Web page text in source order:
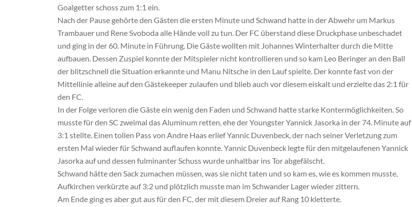
Goalgetter schoss zum 1:1 ein.
Nach der Pause gehörte den Gästen die ersten Minute und Schwand hatte in der Abwehr um Markus
Trambauer und Rene Svoboda alle Hände voll zu tun. Der FC überstand diese Druckphase unbeschadet
und ging in der 60. Minute in Führung. Die Gäste wollten mit Johannes Winterhalter durch die Mitte
aufbauen. Dessen Zuspiel konnte der Mitspieler nicht kontrollieren und so kam Leo Beringer an den Ball
der blitzschnell die Situation erkannte und Manu Nitsche in den Lauf spielte. Der konnte fast von der
Mittellinie alleine auf den Gästekeeper zulaufen und blieb auch vor diesem eiskalt und erzielte das 2:1 für
den FC.
In der Folge verloren die Gäste ein wenig den Faden und Schwand hatte starke Kontermöglichkeiten. So
musste für den SC zweimal das Aluminum retten, ehe der Youngster Yannick Jasorka in der 74. Minute auf
3:1 stellte. Einen tollen Pass von Andre Haas erlief Yannic Duvenbeck, der nach seiner Verletzung zum
ersten Mal wieder für Schwand auflaufen konnte. Yannic Duvenbeck legte für den mitgelaufenen Yannick
Jasorka auf und dessen fulminanter Schuss wurde unhaltbar ins Tor abgefälscht.
Schwand hätte den Sack zumachen müssen, was sie nicht taten und so kam es, wie es kommen musste,
Aufkirchen verkürzte auf 3:2 und plötzlich musste man im Schwander Lager wieder zittern.
Am Ende ging es aber gut aus für den FC, der mit diesem Dreier auf Rang 10 kletterte.